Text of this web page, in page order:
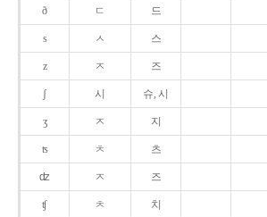
ð ㄷ 드
s ㅅ 스
z ㅈ 즈
ʃ 시 슈, 시
ʒ ㅈ 지
ʦ ㅊ 츠
ʣ ㅈ 즈
ʧ ㅊ 치